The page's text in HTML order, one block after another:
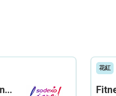
Health Safety, Environment & Quality Assurance Officer (Maternity cover – 5 months contract)
花紅